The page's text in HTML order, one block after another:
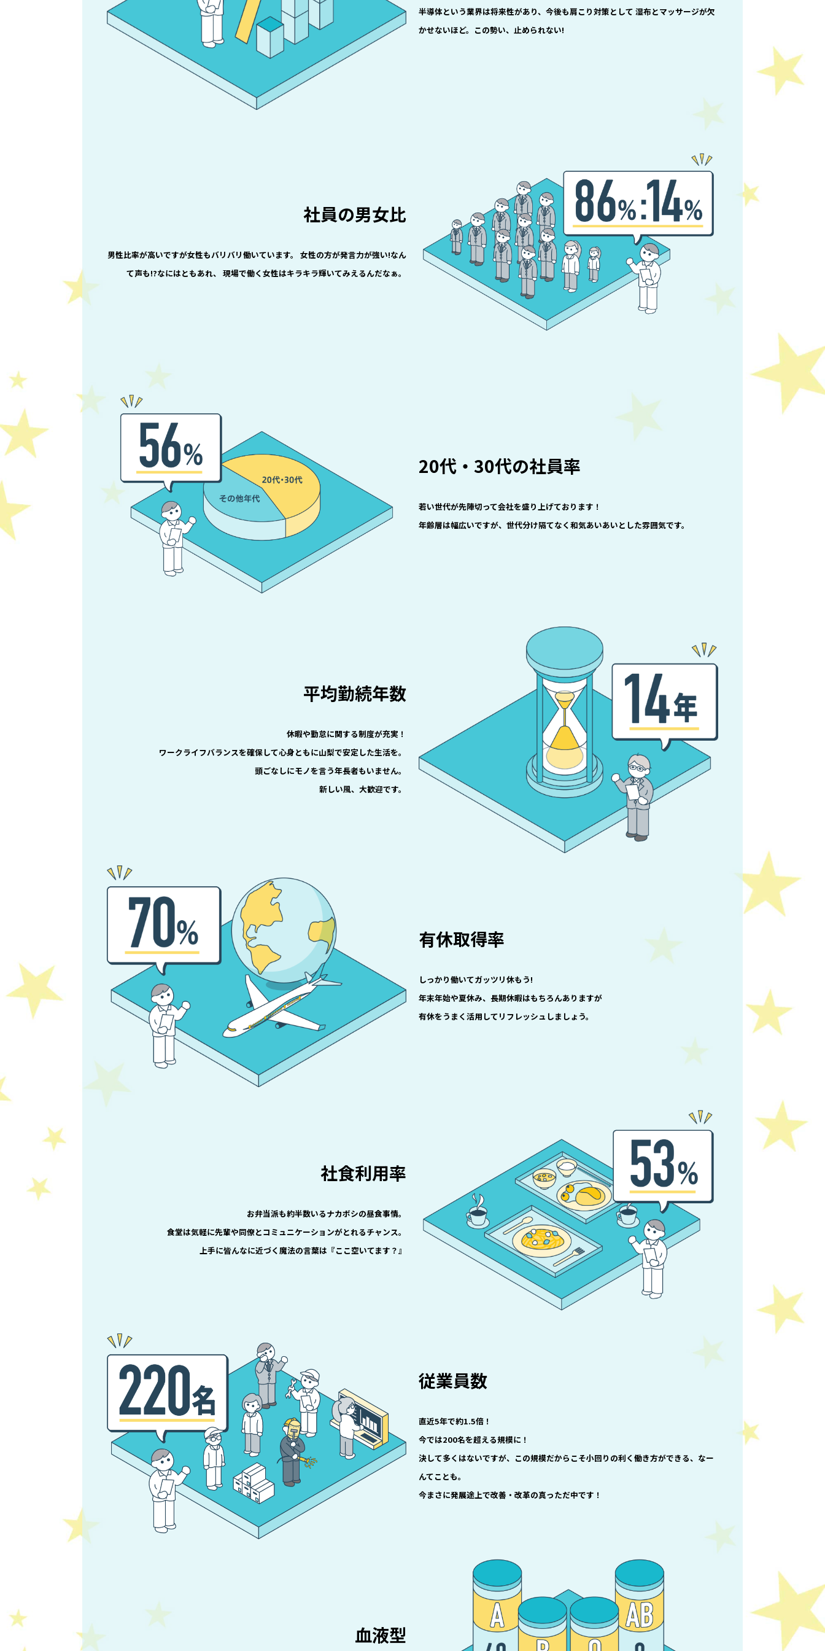
半導体という業界は将来性があり、今後も肩こり対策として 湿布とマッサージが欠
かせないほど。この勢い、止められない!
社員の男女比
男性比率が高いですが女性もバリバリ働いています。 女性の方が発言力が強い!なん
て声も!?なにはともあれ、 現場で働く女性はキラキラ輝いてみえるんだなぁ。
20代・30代の社員率
若い世代が先陣切って会社を盛り上げております！
年齢層は幅広いですが、世代分け隔てなく和気あいあいとした雰囲気です。
平均勤続年数
休暇や勤怠に関する制度が充実！
ワークライフバランスを確保して心身ともに山梨で安定した生活を。
頭ごなしにモノを言う年⾧者もいません。
新しい風、大歓迎です。
有休取得率
しっかり働いてガッツリ休もう!
年末年始や夏休み、長期休暇はもちろんありますが
有休をうまく活用してリフレッシュしましょう。
社食利用率
お弁当派も約半数いるナカボシの昼食事情。
食堂は気軽に先輩や同僚とコミュニケーションがとれるチャンス。
上手に皆んなに近づく魔法の言葉は『ここ空いてます？』
従業員数
直近5年で約1.5倍！
今では200名を超える規模に！
決して多くはないですが、この規模だからこそ小回りの利く働き方ができる、なー
んてことも。
今まさに発展途上で改善・改革の真っただ中です！
血液型